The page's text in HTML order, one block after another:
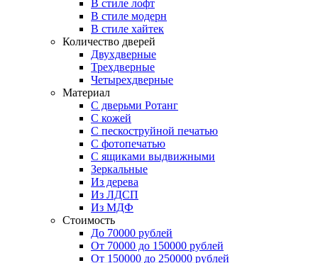
В стиле лофт
В стиле модерн
В стиле хайтек
Количество дверей
Двухдверные
Трехдверные
Четырехдверные
Материал
C дверьми Ротанг
C кожей
C пескоструйной печатью
C фотопечатью
C ящиками выдвижными
Зеркальные
Из дерева
Из ЛДСП
Из МДФ
Стоимость
До 70000 рублей
От 70000 до 150000 рублей
От 150000 до 250000 рублей